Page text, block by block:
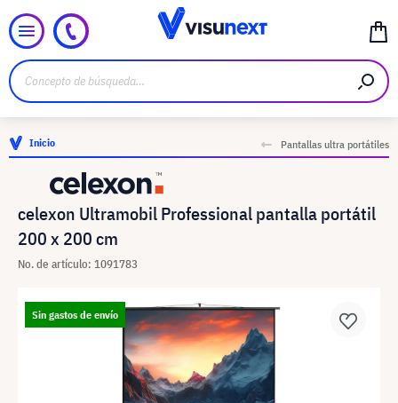
Inicio Pantallas ultra portátiles
celexon Ultramobil Professional pantalla portátil
200 x 200 cm
No. de artículo: 1091783
Sin gastos de envío